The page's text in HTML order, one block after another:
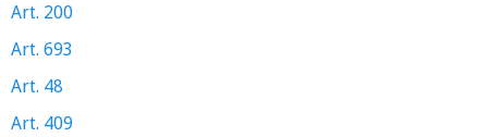
Art. 200
Art. 693
Art. 48
Art. 409